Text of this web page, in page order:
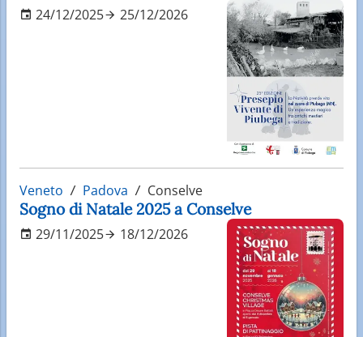
24/12/2025 25/12/2026
Veneto Padova Conselve
Sogno di Natale 2025 a Conselve
29/11/2025 18/12/2026